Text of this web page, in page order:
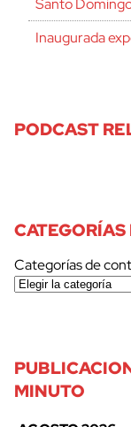
Inaugurada
PODCAST
Categorías de
MINUTO